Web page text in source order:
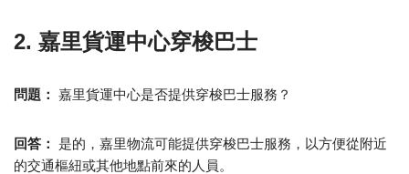
2. 嘉里貨運中心穿梭巴士
問題： 嘉里貨運中心是否提供穿梭巴士服務？
回答：
是的，嘉里物流可能提供穿梭巴士服務，以方便從附近
的交通樞紐或其他地點前來的人員。